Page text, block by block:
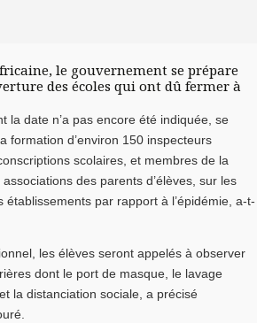
le gouvernement se prépare
des écoles qui ont dû fermer à
la date n’a pas encore été indiquée, se
formation d’environ 150 inspecteurs
scolaires, et membres de la
des parents d’élèves, sur les
établissements par rapport à l’épidémie, a-t-
les élèves seront appelés à observer
dont le port de masque, le lavage
la distanciation sociale, a précisé